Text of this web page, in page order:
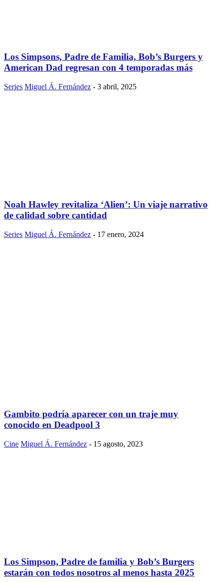
Los Simpsons, Padre de Familia, Bob’s Burgers y
American Dad regresan con 4 temporadas más
Series Miguel Á. Fernández - 3 abril, 2025
Noah Hawley revitaliza ‘Alien’: Un viaje narrativo
de calidad sobre cantidad
Series Miguel Á. Fernández - 17 enero, 2024
Gambito podría aparecer con un traje muy
conocido en Deadpool 3
Cine Miguel Á. Fernández - 15 agosto, 2023
Los Simpson, Padre de familia y Bob’s Burgers
estarán con todos nosotros al menos hasta 2025